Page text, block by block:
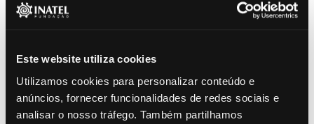
Este website utiliza cookies
Utilizamos cookies para personalizar conteúdo e
anúncios, fornecer funcionalidades de redes sociais e
analisar o nosso tráfego. Também partilhamos